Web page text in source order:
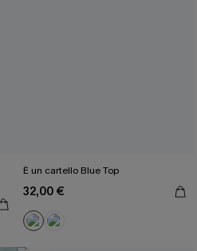
È un cartello Blue Top
32,00 €